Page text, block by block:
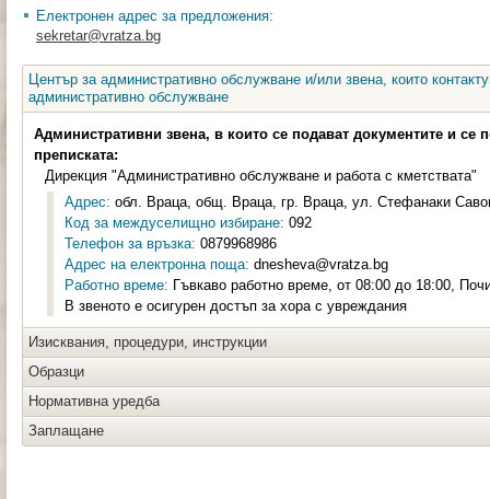
Електронен адрес за предложения:
sekretar@vratza.bg
Център за административно обслужване и/или звена, които
административно обслужване
Административни звена, в които се подават документите и се
преписката:
Дирекция "Административно обслужване и работа с кметствата"
Адрес: обл. Враца, общ. Враца, гр. Враца, ул. Стефанаки
Код за междуселищно избиране: 092
Телефон за връзка: 0879968986
Адрес на електронна поща: dnesheva@vratza.bg
Работно време: Гъвкаво работно време, от 08:00 до 18:00,
В звеното е осигурен достъп за хора с увреждания
Изисквания, процедури, инструкции
Образци
Нормативна уредба
Заплащане